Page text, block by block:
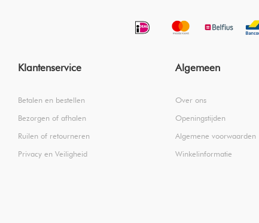
Klantenservice
Betalen en bestellen
Bezorgen of afhalen
Ruilen of retourneren
Privacy en Veiligheid
Algemeen
Over ons
Openingstijden
Algemene voorwaarden
Winkelinformatie